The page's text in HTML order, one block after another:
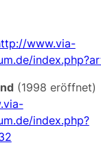
www.via-
(1998 eröffnet)
index.php?